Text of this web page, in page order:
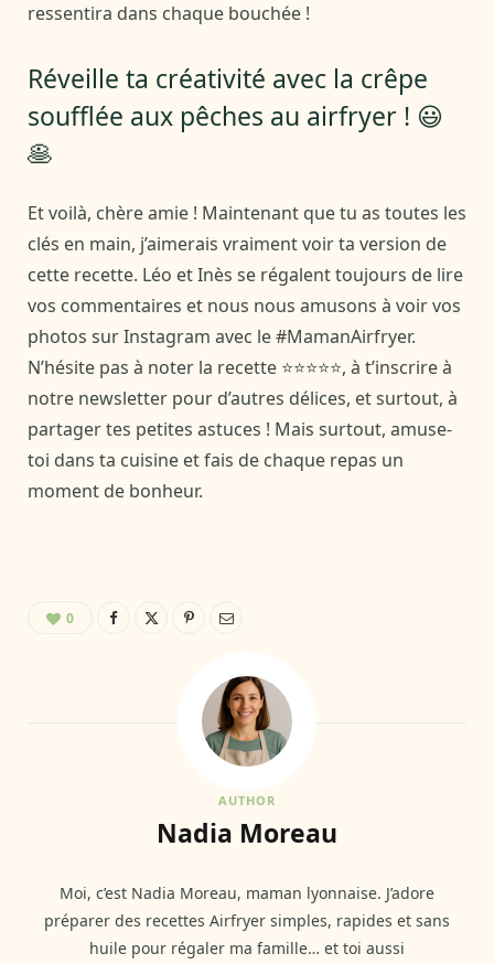
ressentira dans chaque bouchée !
Réveille ta créativité avec la crêpe
soufflée aux pêches au airfryer ! 😃
🥞
Et voilà, chère amie ! Maintenant que tu as toutes les
clés en main, j’aimerais vraiment voir ta version de
cette recette. Léo et Inès se régalent toujours de lire
vos commentaires et nous nous amusons à voir vos
photos sur Instagram avec le #MamanAirfryer.
N’hésite pas à noter la recette ⭐⭐⭐⭐⭐, à t’inscrire à
notre newsletter pour d’autres délices, et surtout, à
partager tes petites astuces ! Mais surtout, amuse-
toi dans ta cuisine et fais de chaque repas un
moment de bonheur.
0
AUTHOR
Nadia Moreau
Moi, c’est Nadia Moreau, maman lyonnaise. J’adore
préparer des recettes Airfryer simples, rapides et sans
huile pour régaler ma famille… et toi aussi